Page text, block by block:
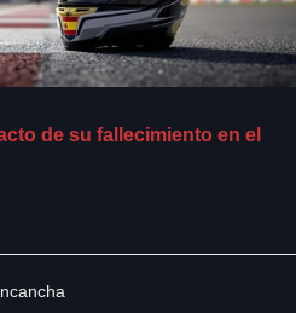
de su fallecimiento en el